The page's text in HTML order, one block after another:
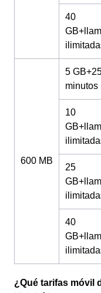
40
600 MB
5
minutos
10
25
40
¿Qué tarifas móvil